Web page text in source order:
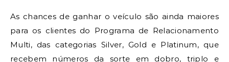
As chances de ganhar o veículo são ainda maiores
para os clientes do Programa de Relacionamento
Multi, das categorias Silver, Gold e Platinum, que
recebem números da sorte em dobro, triplo e